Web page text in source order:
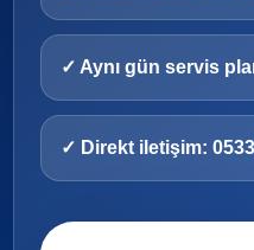
✓ Aynı gün servis
✓ Direkt iletişim: